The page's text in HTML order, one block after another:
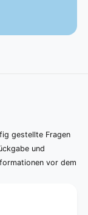
gestellte Fragen
und
vor dem